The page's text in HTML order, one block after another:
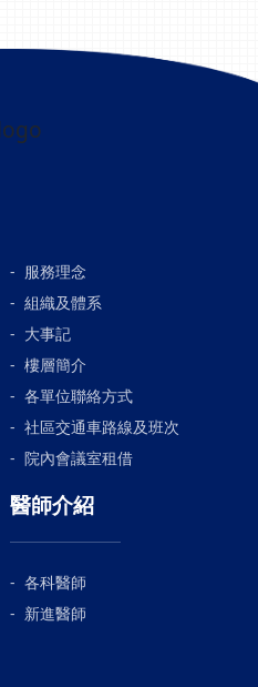
服務理念
組織及體系
大事記
樓層簡介
各單位聯絡方式
社區交通車路線及班次
院內會議室租借
醫師介紹
各科醫師
新進醫師